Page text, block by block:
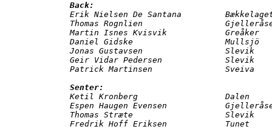
Back:
Erik Nielsen De Santana
Thomas Rognlien
Martin Isnes Kvisvik            Greåker
Daniel Gidske                   Mullsjö
Jonas Gustavsen                 Slevik
Geir Vidar Pedersen             Slevik
Patrick Martinsen               Sveiva
Senter:
Ketil Kronberg                  Dalen
Espen Haugen Evensen
Thomas Stræte                   Slevik
Fredrik Hoff Eriksen            Tunet